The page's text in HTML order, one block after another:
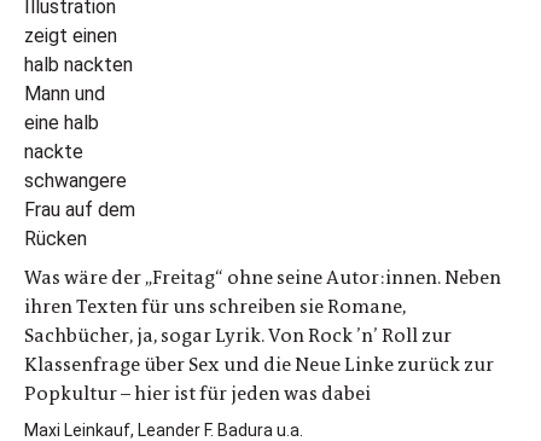
Was wäre der „Freitag“ ohne seine Autor:innen. Neben
ihren Texten für uns schreiben sie Romane,
Sachbücher, ja, sogar Lyrik. Von Rock ’n’ Roll zur
Klassenfrage über Sex und die Neue Linke zurück zur
Popkultur – hier ist für jeden was dabei
Maxi Leinkauf, Leander F. Badura u.a.